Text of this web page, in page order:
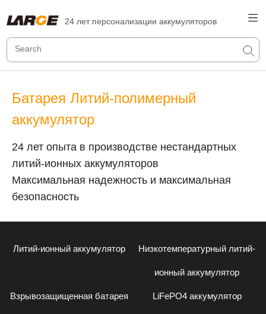
24 лет персонализации аккумуляторов
Батарея Литий-полимерный
аккумулятор
24 лет опыта в производстве нестандартных
литий-ионных аккумуляторов
Максимальная надежность и максимальная
безопасность
Литий-ионный аккумулятор Низкотемпературный литий-
ионный аккумулятор
Взрывозащищенная батарея LiFePO4 аккумулятор